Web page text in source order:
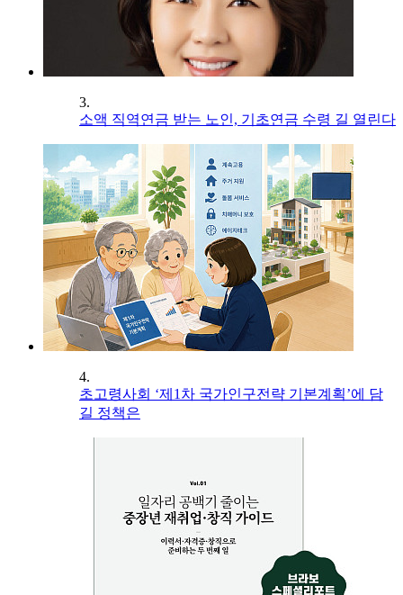
3.
소액 직역연금 받는 노인, 기초연금 수령 길 열린다
4.
초고령사회 ‘제1차 국가인구전략 기본계획’에 담
길 정책은